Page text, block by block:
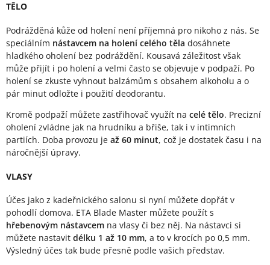
TĚLO
Podrážděná kůže od holení není příjemná pro nikoho z nás. Se
speciálním nástavcem na holení celého těla dosáhnete
hladkého oholení bez podráždění. Kousavá záležitost však
může přijít i po holení a velmi často se objevuje v podpaží. Po
holení se zkuste vyhnout balzámům s obsahem alkoholu a o
pár minut odložte i použití deodorantu.
Kromě podpaží můžete zastřihovač využít na celé tělo. Precizní
oholení zvládne jak na hrudníku a břiše, tak i v intimních
partiích. Doba provozu je až 60 minut, což je dostatek času i na
náročnější úpravy.
VLASY
Účes jako z kadeřnického salonu si nyní můžete dopřát v
pohodlí domova. ETA Blade Master můžete použít s
hřebenovým nástavcem na vlasy či bez něj. Na nástavci si
můžete nastavit délku 1 až 10 mm, a to v krocích po 0,5 mm.
Výsledný účes tak bude přesně podle vašich představ.